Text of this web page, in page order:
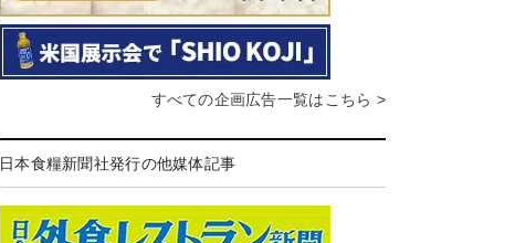
すべての企画広告一覧はこちら >
日本食糧新聞社発行の他媒体記事